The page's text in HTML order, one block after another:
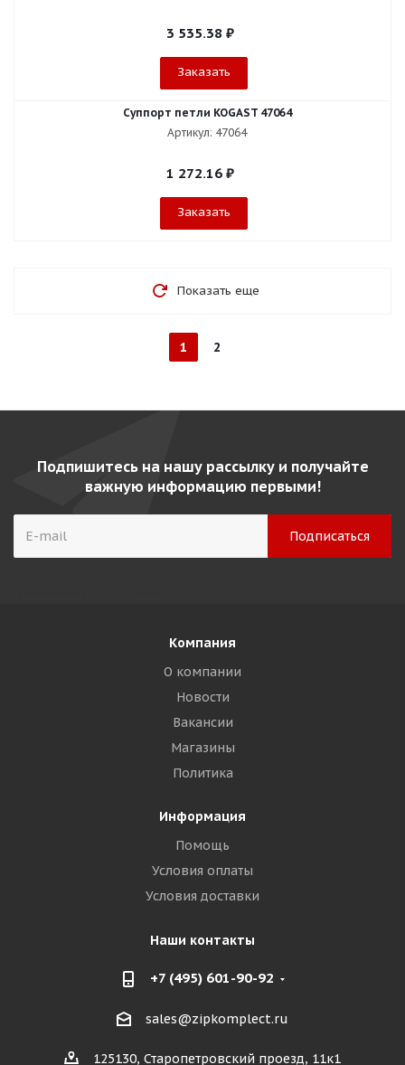
3 535.38 ₽
Заказать
Суппорт петли KOGAST 47064
Артикул: 47064
1 272.16 ₽
Заказать
Показать еще
1 2
Подпишитесь на нашу рассылку и получайте
важную информацию первыми!
Компания
О компании
Новости
Вакансии
Магазины
Политика
Информация
Помощь
Условия оплаты
Условия доставки
Наши контакты
+7 (495) 601-90-92
sales@zipkomplect.ru
125130, Старопетровский проезд, 11к1